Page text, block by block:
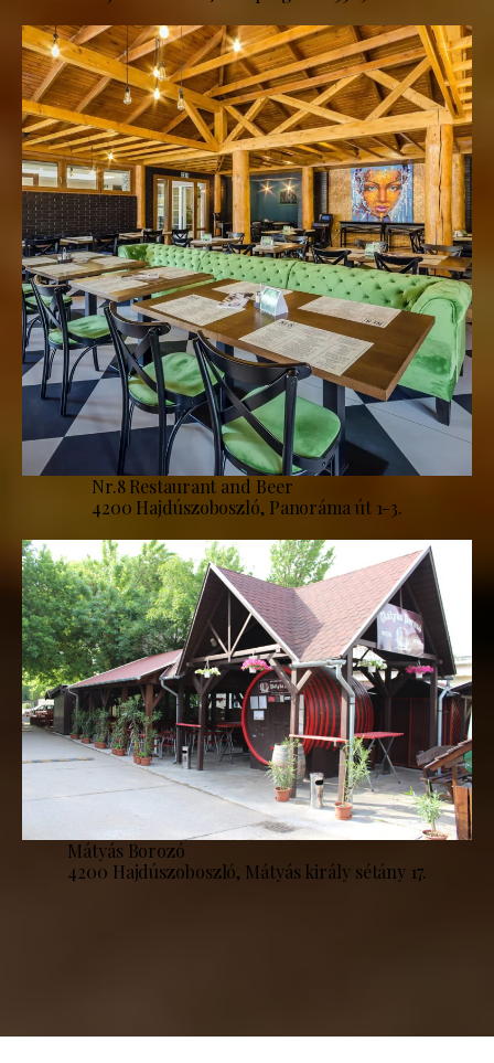
Nr.8 Restaurant and Beer
4200 Hajdúszoboszló, Panoráma út 1-3.
Mátyás Borozó
4200 Hajdúszoboszló, Mátyás király sétány 17.